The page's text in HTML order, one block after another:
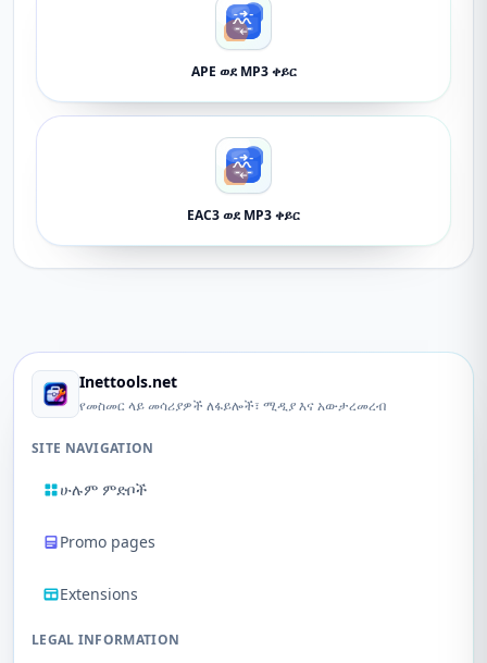
APE ወደ MP3 ቀይር
EAC3 ወደ MP3 ቀይር
Inettools.net
የመስመር ላይ መሳሪያዎች ለፋይሎች፣ ሚዲያ እና አውታረመረብ
SITE NAVIGATION
ሁሉም ምድቦች
Promo pages
Extensions
LEGAL INFORMATION